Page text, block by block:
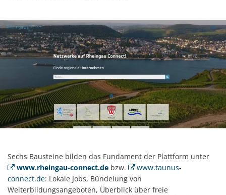
Sechs Bausteine bilden das Fundament der Plattform unter
www.rheingau-connect.debzw.
www.taunus-
connect.de: Lokale Jobs, Bündelung von
Weiterbildungsangeboten, Überblick über freie